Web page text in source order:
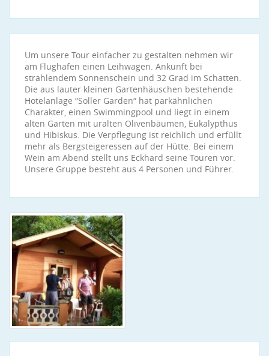
Um unsere Tour einfacher zu gestalten nehmen wir
am Flughafen einen Leihwagen. Ankunft bei
strahlendem Sonnenschein und 32 Grad im Schatten.
Die aus lauter kleinen Gartenhäuschen bestehende
Hotelanlage “Soller Garden“ hat parkähnlichen
Charakter, einen Swimmingpool und liegt in einem
alten Garten mit uralten Olivenbäumen, Eukalypthus
und Hibiskus. Die Verpflegung ist reichlich und erfüllt
mehr als Bergsteigeressen auf der Hütte. Bei einem
Wein am Abend stellt uns Eckhard seine Touren vor.
Unsere Gruppe besteht aus 4 Personen und Führer.